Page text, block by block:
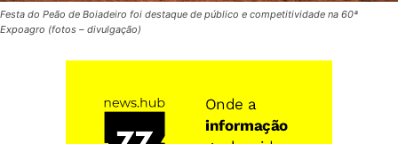
Festa do Peão de Boiadeiro foi destaque de público e competitividade na 60ª
Expoagro (fotos – divulgação)